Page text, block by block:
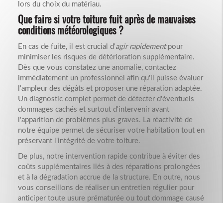
lors du choix du matériau.
Que faire si votre toiture fuit après de mauvaises
conditions météorologiques ?
En cas de fuite, il est crucial d'agir rapidementpour
minimiser les risques de détérioration supplémentaire.
Dès que vous constatez une anomalie, contactez
immédiatement un professionnel afin qu'il puisse évaluer
l'ampleur des dégâts et proposer une réparation adaptée.
Un diagnostic complet permet de détecter d'éventuels
dommages cachés et surtout d'intervenir avant
l'apparition de problèmes plus graves. La réactivité de
notre équipe permet de sécuriser votre habitation tout en
préservant l'intégrité de votre toiture.
De plus, notre intervention rapide contribue à éviter des
coûts supplémentaires liés à des réparations prolongées
et à la dégradation accrue de la structure. En outre, nous
vous conseillons de réaliser un entretien régulier pour
anticiper toute usure prématurée ou tout dommage causé